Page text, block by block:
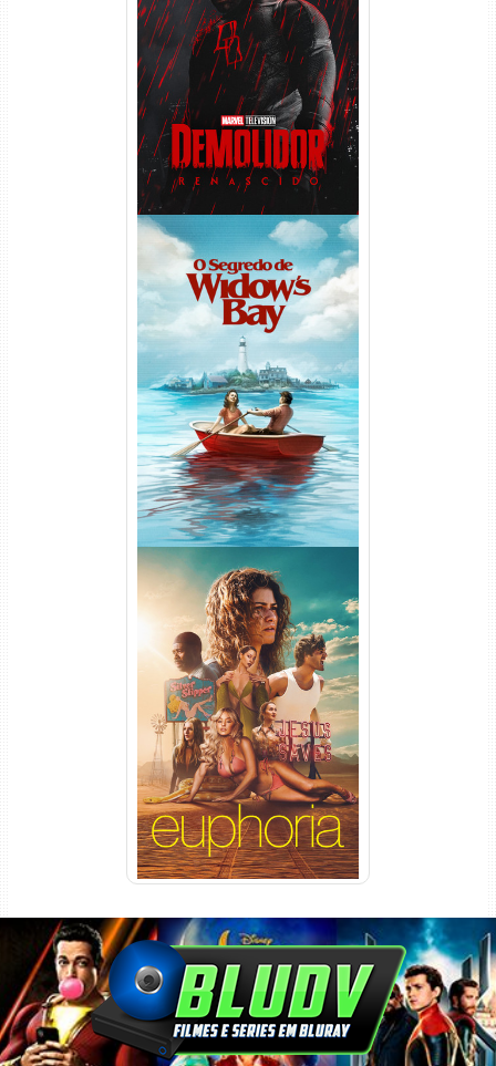
Demolidor: Renascido 2ª
Temporada (2026) WEB-DL
1080p Dual Áudio
O Segredo de Widow’s Bay
1ª Temporada Torrent (2026)
WEB-DL 1080p Dual Áudio
Euphoria 3ª Temporada
Torrent (2026) WEB-DL 1080p
Dual Áudio